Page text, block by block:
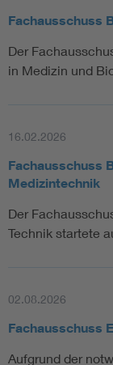
Fachausschuss
Der
in Medizin und
16.02.2026
Fachausschuss
Medizintechnik
Der
Technik startete
02.08.2026
Fachausschuss
Aufgrund der